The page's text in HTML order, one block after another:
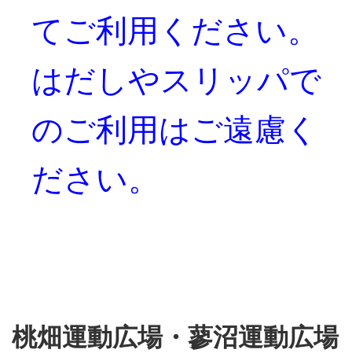
てご利用ください。
はだしやスリッパで
のご利用はご遠慮く
ださい。
桃畑運動広場・蓼沼運動広場